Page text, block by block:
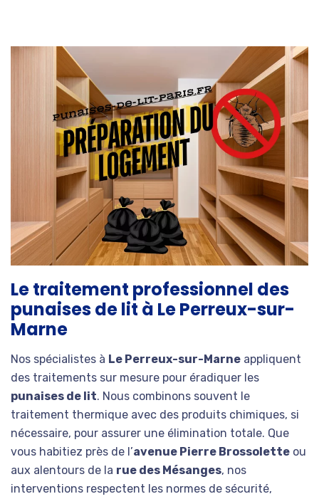
Le traitement professionnel des
punaises de lit à Le Perreux-sur-
Marne
Nos spécialistes à Le Perreux-sur-Marne appliquent
des traitements sur mesure pour éradiquer les
punaises de lit. Nous combinons souvent le
traitement thermique avec des produits chimiques, si
nécessaire, pour assurer une élimination totale. Que
vous habitiez près de l’avenue Pierre Brossolette ou
aux alentours de la rue des Mésanges, nos
interventions respectent les normes de sécurité,